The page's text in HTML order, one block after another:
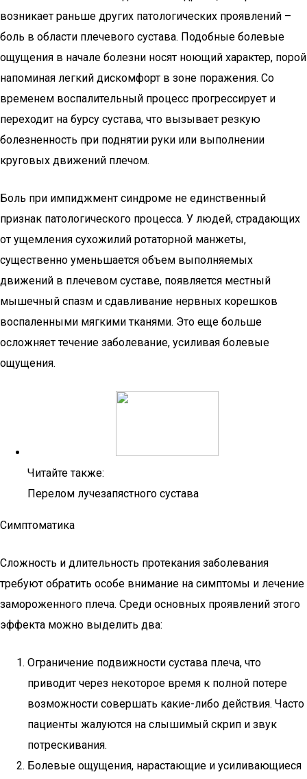
возникает раньше других патологических проявлений –
боль в области плечевого сустава. Подобные болевые
ощущения в начале болезни носят ноющий характер, порой
напоминая легкий дискомфорт в зоне поражения. Со
временем воспалительный процесс прогрессирует и
переходит на бурсу сустава, что вызывает резкую
болезненность при поднятии руки или выполнении
круговых движений плечом.
Боль при импиджмент синдроме не единственный
признак патологического процесса. У людей, страдающих
от ущемления сухожилий ротаторной манжеты,
существенно уменьшается объем выполняемых
движений в плечевом суставе, появляется местный
мышечный спазм и сдавливание нервных корешков
воспаленными мягкими тканями. Это еще больше
осложняет течение заболевание, усиливая болевые
ощущения.
Читайте также:
Перелом лучезапястного сустава
Симптоматика
Сложность и длительность протекания заболевания
требуют обратить особе внимание на симптомы и лечение
замороженного плеча. Среди основных проявлений этого
эффекта можно выделить два:
Ограничение подвижности сустава плеча, что
приводит через некоторое время к полной потере
возможности совершать какие-либо действия. Часто
пациенты жалуются на слышимый скрип и звук
потрескивания.
Болевые ощущения, нарастающие и усиливающиеся